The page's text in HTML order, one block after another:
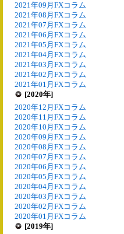
2021年09月FXコラム
2021年08月FXコラム
2021年07月FXコラム
2021年06月FXコラム
2021年05月FXコラム
2021年04月FXコラム
2021年03月FXコラム
2021年02月FXコラム
2021年01月FXコラム
[2020年]
2020年12月FXコラム
2020年11月FXコラム
2020年10月FXコラム
2020年09月FXコラム
2020年08月FXコラム
2020年07月FXコラム
2020年06月FXコラム
2020年05月FXコラム
2020年04月FXコラム
2020年03月FXコラム
2020年02月FXコラム
2020年01月FXコラム
[2019年]